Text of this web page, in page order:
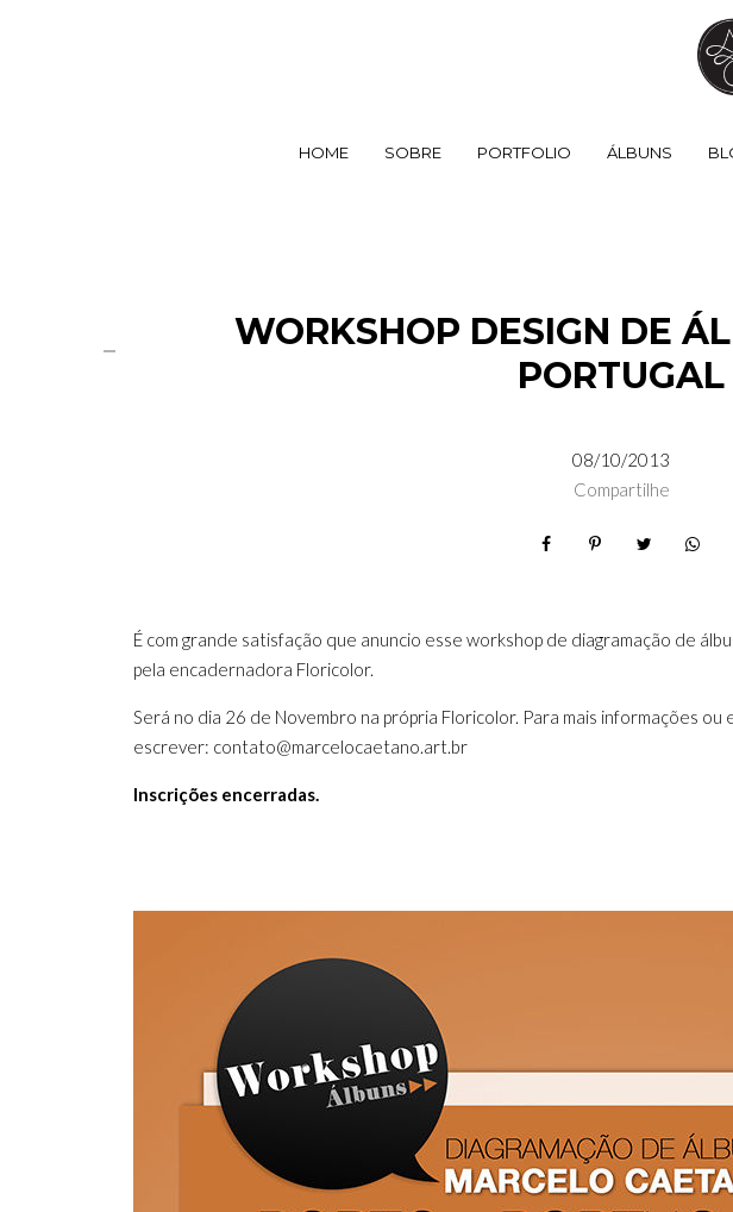
HOME SOBRE PORTFOLIO ÁLBUNS
WORKSHOP DESIGN DE
PORTUGAL
08/10/2013
Compartilhe
É com grande satisfação que anuncio esse workshop de diagramação de
pela encadernadora Floricolor.
Será no dia 26 de Novembro na própria Floricolor. Para mais informações ou
escrever: contato@marcelocaetano.art.br
Inscrições encerradas.